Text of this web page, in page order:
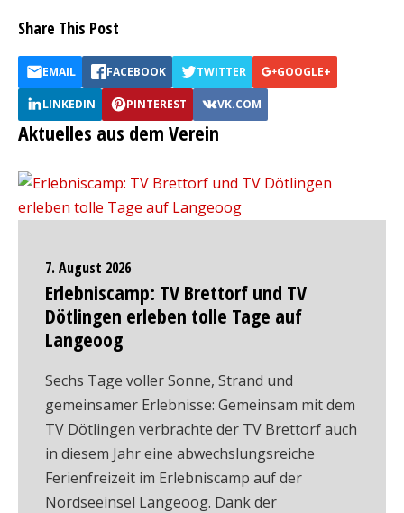
Share This Post
EMAIL FACEBOOK TWITTER GOOGLE+
LINKEDIN PINTEREST VK.COM
Aktuelles aus dem Verein
7. August 2026
Erlebniscamp: TV Brettorf und TV
Dötlingen erleben tolle Tage auf
Langeoog
Sechs Tage voller Sonne, Strand und
gemeinsamer Erlebnisse: Gemeinsam mit dem
TV Dötlingen verbrachte der TV Brettorf auch
in diesem Jahr eine abwechslungsreiche
Ferienfreizeit im Erlebniscamp auf der
Nordseeinsel Langeoog. Dank der